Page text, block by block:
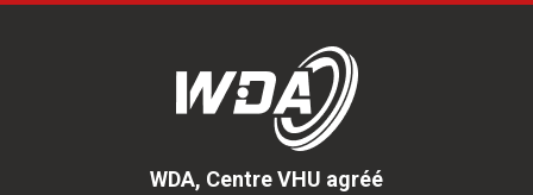
WDA, Centre VHU agréé